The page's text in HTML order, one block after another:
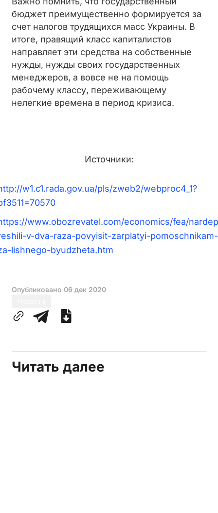
бюджет преимущественно формируется за
счет налогов трудящихся масс Украины. В
итоге, правящий класс капиталистов
направляет эти средства на собственные
нужды, нужды своих государственных
менеджеров, а вовсе не на помощь
рабочему классу, переживающему
нелегкие времена в период кризиса.
Источники:
w1.c1.rada.gov.ua/pls/zweb2/webproc4_1?
www.obozrevatel.com/economics/fea/
v-dva-raza-povyisit-zarplatyi-
lishnego-byudzheta.htm
Опубликовано 06 дек 2020
Читать далее